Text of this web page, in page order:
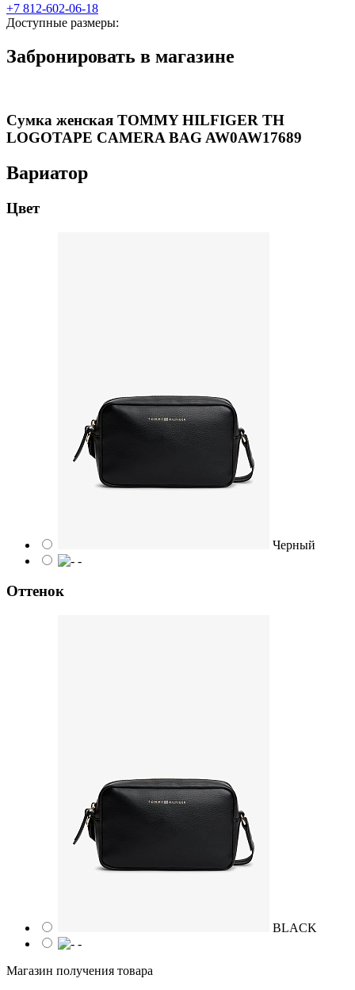
+7 812-602-06-18
Доступные размеры:
Забронировать в магазине
Сумка женская TOMMY HILFIGER TH
LOGOTAPE CAMERA BAG AW0AW17689
Вариатор
Цвет
Черный
-
Оттенок
BLACK
-
Магазин получения товара